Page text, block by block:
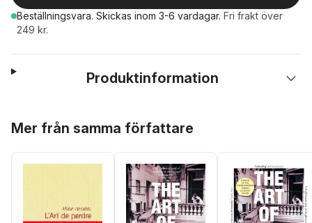
Beställningsvara. Skickas inom 3-6 vardagar. Fri frakt över
249 kr.
Produktinformation
Mer från samma författare